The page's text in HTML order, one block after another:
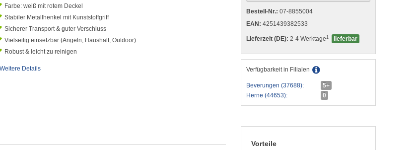
Farbe: weiß mit rotem Deckel
Stabiler Metallhenkel mit Kunststoffgriff
Sicherer Transport & guter Verschluss
Vielseitig einsetzbar (Angeln, Haushalt, Outdoor)
Robust & leicht zu reinigen
Weitere Details
Bestell-Nr.: 07-8855004
EAN: 4251439382533
Lieferzeit (DE): 2-4 Werktage 1 lieferbar
Verfügbarkeit in Filialen
Beverungen (37688):
5+
Herne (44653):
0
Vorteile